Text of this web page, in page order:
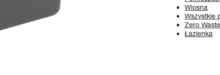
Wiosna
Wszystkie
Zero Waste
Łazienka